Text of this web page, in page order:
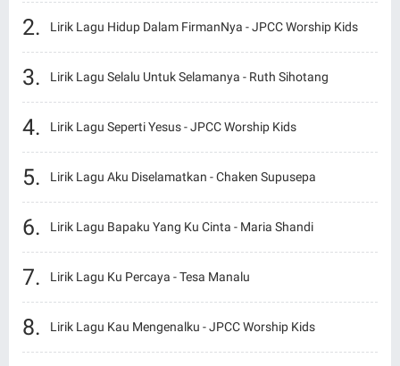
Lirik Lagu Hidup Dalam FirmanNya - JPCC Worship Kids
Lirik Lagu Selalu Untuk Selamanya - Ruth Sihotang
Lirik Lagu Seperti Yesus - JPCC Worship Kids
Lirik Lagu Aku Diselamatkan - Chaken Supusepa
Lirik Lagu Bapaku Yang Ku Cinta - Maria Shandi
Lirik Lagu Ku Percaya - Tesa Manalu
Lirik Lagu Kau Mengenalku - JPCC Worship Kids